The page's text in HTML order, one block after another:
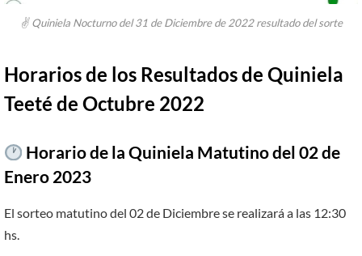
✌ Quiniela Nocturno del 31 de Diciembre de 2022 resultado del sorte
Horarios de los Resultados de Quiniela
Teeté de Octubre 2022
Horario de la Quiniela Matutino del 02 de
Enero 2023
El sorteo matutino del 02 de Diciembre se realizará a las 12:30
hs.